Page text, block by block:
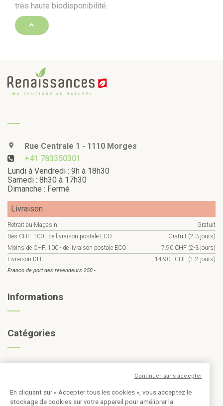
très haute biodisponibilité.
Rue Centrale 1 - 1110 Morges
+41 783350301
Lundi à Vendredi : 9h à 18h30
Samedi : 8h30 à 17h30
Dimanche : Fermé
Livraison
Retrait au Magasin
Gratuit
Dès CHF. 100.- de livraison postale ECO
Gratuit (2-3 jours)
Moins de CHF. 100.- de livraison postale ECO
7.90 CHF (2-3 jours)
Livraison DHL
14.90.- CHF (1-2 jours)
Franco de port des revendeurs 250.-
Informations
Catégories
En cliquant sur « Accepter tous les cookies », vous acceptez le
stockage de cookies sur votre appareil pour améliorer la
Continuer sans accepter